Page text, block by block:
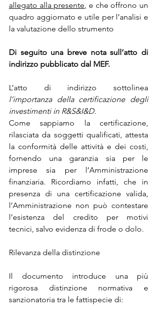
allegato alla presente, e che offrono un
quadro aggiornato e utile per l’analisi e
la valutazione dello strumento
Di seguito una breve nota sull’atto di
indirizzo pubblicato dal MEF.
l’importanza della certificazione degli
investimenti in R&S&I&D.
Come sappiamo la certificazione,
rilasciata da soggetti qualificati, attesta
la conformità delle attività e dei costi,
fornendo una garanzia sia per le
imprese sia per l’Amministrazione
finanziaria. Ricordiamo infatti, che in
presenza di una certificazione valida,
l’Amministrazione non può contestare
l’esistenza del credito per motivi
tecnici, salvo evidenza di frode o dolo.
Rilevanza della distinzione
Il documento introduce una più
rigorosa distinzione normativa e
sanzionatoria tra le fattispecie di: